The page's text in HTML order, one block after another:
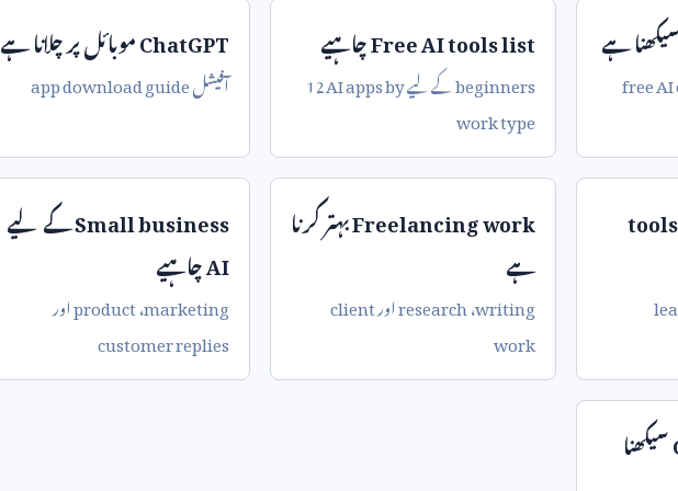
ہے
free
Free AI tools listچاہیے
beginnersکے لیے12 AI apps by
work type
ChatGPTموبائل پر چلانا ہے
آفیشلapp download guide
tools
Freelancing workبہتر کرنا
ہے
writing،researchاورclient
work
Small businessکے لیے
AIچاہیے
marketing،productاور
customer replies
سیکھنا